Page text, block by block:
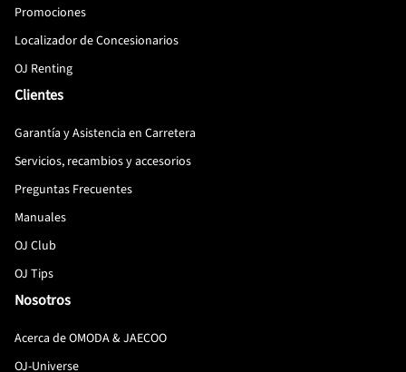
Promociones
Localizador de Concesionarios
OJ Renting
Clientes
Garantía y Asistencia en Carretera
Servicios, recambios y accesorios
Preguntas Frecuentes
Manuales
OJ Club
OJ Tips
Nosotros
Acerca de OMODA & JAECOO
OJ-Universe